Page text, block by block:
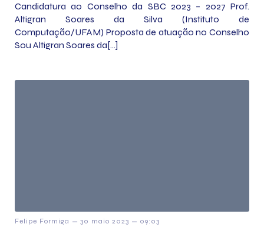
Candidatura ao Conselho da SBC 2023 – 2027 Prof.
Altigran Soares da Silva (Instituto de
Computação/UFAM) Proposta de atuação no Conselho
Sou Altigran Soares da[…]
Felipe Formiga – 30 maio 2023 – 09:03